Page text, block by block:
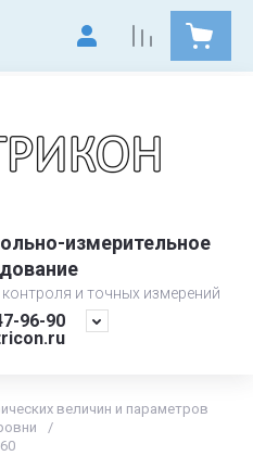
измерительное
и точных измерений
96-90
величин и параметров
/